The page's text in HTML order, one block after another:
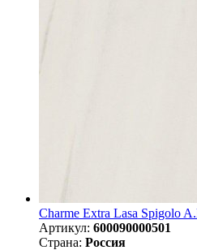
Charme Extra Lasa Spigolo
Артикул: 600090000501
Страна: Россия